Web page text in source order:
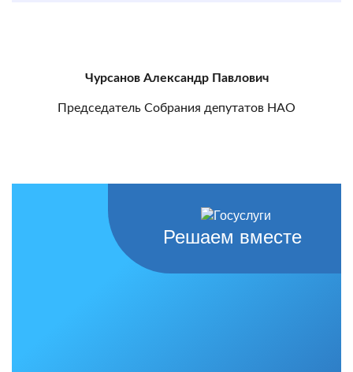
Чурсанов Александр Павлович
Председатель Собрания депутатов НАО
Решаем вместе